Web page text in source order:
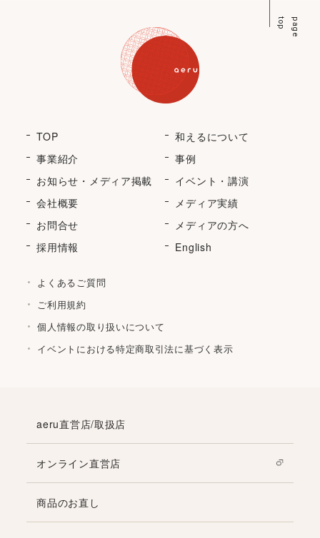
p
a
g
e
t
o
p
TOP
和えるについて
事業紹介
事例
お知らせ・メディア掲載
イベント・講演
会社概要
メディア実績
お問合せ
メディアの方へ
採用情報
English
よくあるご質問
ご利用規約
個人情報の取り扱いについて
イベントにおける特定商取引法に基づく表示
aeru直営店/取扱店
オンライン直営店
商品のお直し